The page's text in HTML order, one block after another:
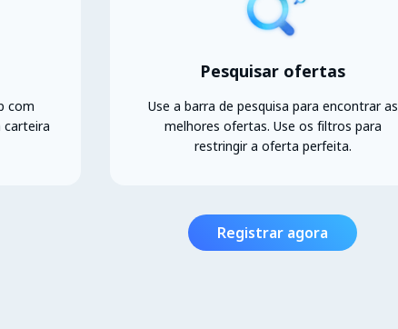
com
carteira
Pesquisar ofertas
Use a barra de pesquisa para encontrar as
melhores ofertas. Use os filtros para
restringir a oferta perfeita.
Registrar agora